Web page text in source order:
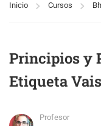
Inicio Cursos
Principios y
Etiqueta
Profesor